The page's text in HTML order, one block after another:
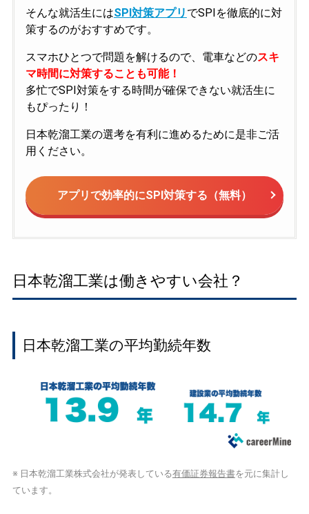
そんな就活生にはSPI対策アプリ でSPIを徹底的に対
策するのがおすすめです。
スマホひとつで問題を解けるので、電車などのスキ
マ時間に対策することも可能！
多忙でSPI対策をする時間が確保できない就活生に
もぴったり！
日本乾溜工業の選考を有利に進めるために是非ご活
用ください。
アプリで効率的にSPI対策する（無料）
日本乾溜工業は働きやすい会社？
日本乾溜工業の平均勤続年数
※ 日本乾溜工業株式会社が発表している有価証券報告書を元に集計し
ています。